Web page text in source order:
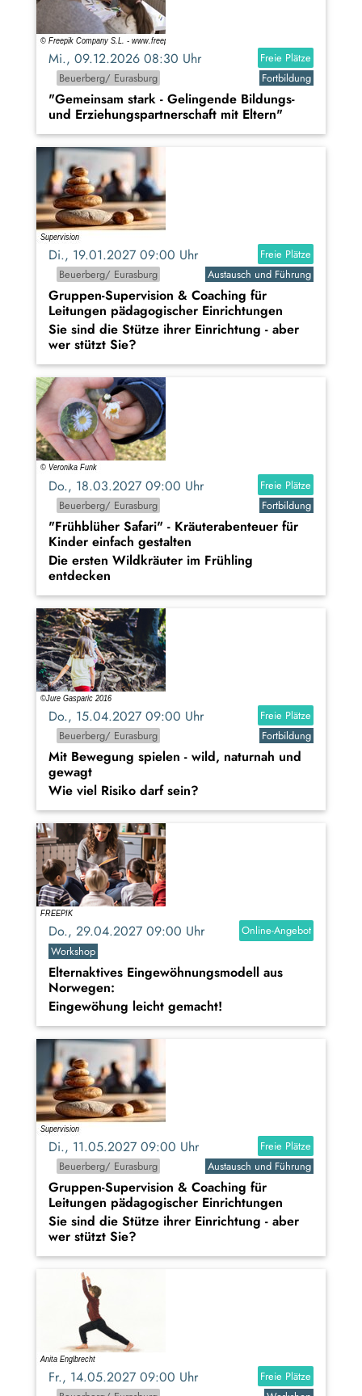
Mi., 09.12.2026 08:30 Uhr
Freie Plätze
Beuerberg/ Eurasburg
Fortbildung
"Gemeinsam stark - Gelingende Bildungs-
und Erziehungspartnerschaft mit Eltern"
Di., 19.01.2027 09:00 Uhr
Freie Plätze
Beuerberg/ Eurasburg
Austausch und Führung
Gruppen-Supervision & Coaching für
Leitungen pädagogischer Einrichtungen
Sie sind die Stütze ihrer Einrichtung - aber
wer stützt Sie?
Do., 18.03.2027 09:00 Uhr
Freie Plätze
Beuerberg/ Eurasburg
Fortbildung
"Frühblüher Safari" - Kräuterabenteuer für
Kinder einfach gestalten
Die ersten Wildkräuter im Frühling
entdecken
Do., 15.04.2027 09:00 Uhr
Freie Plätze
Beuerberg/ Eurasburg
Fortbildung
Mit Bewegung spielen - wild, naturnah und
gewagt
Wie viel Risiko darf sein?
Do., 29.04.2027 09:00 Uhr
Online-Angebot
Workshop
Elternaktives Eingewöhnungsmodell aus
Norwegen:
Eingewöhung leicht gemacht!
Di., 11.05.2027 09:00 Uhr
Freie Plätze
Beuerberg/ Eurasburg
Austausch und Führung
Gruppen-Supervision & Coaching für
Leitungen pädagogischer Einrichtungen
Sie sind die Stütze ihrer Einrichtung - aber
wer stützt Sie?
Fr., 14.05.2027 09:00 Uhr
Freie Plätze